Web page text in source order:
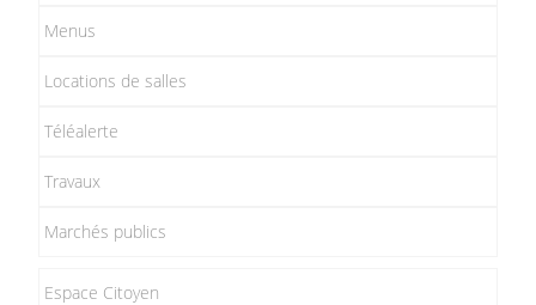
Menus
Locations de salles
Téléalerte
Travaux
Marchés publics
Espace Citoyen